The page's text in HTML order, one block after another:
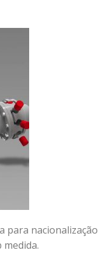
para nacionalização